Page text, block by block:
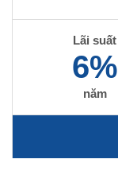
Lãi suất
6%
năm